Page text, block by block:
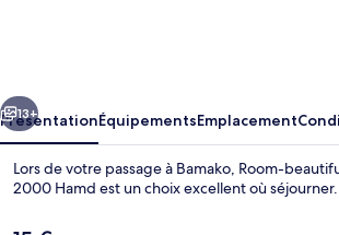
Aci
2000
Hamd
Suivant
13+
PrésentationÉquipementsEmplacement
Lors de votre passage à Bamako, Room-
2000 Hamd est un choix excellent où séjourner.